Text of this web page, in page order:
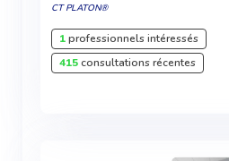
CT PLATON®
1professionnels intéressés
415consultations récentes